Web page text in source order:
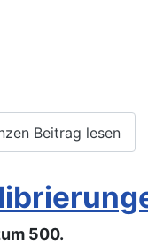
Beitrag lesen
500.